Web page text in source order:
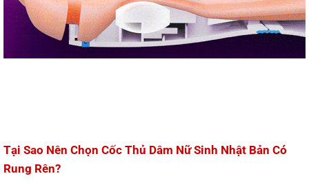
Tại Sao Nên Chọn Cốc Thủ Dâm Nữ Sinh Nhật Bản Có
Rung Rên?